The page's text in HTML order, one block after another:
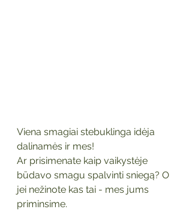
Viena smagiai stebuklinga idėja
dalinamės ir mes!
Ar prisimenate kaip vaikystėje
būdavo smagu spalvinti sniegą? O
jei nežinote kas tai - mes jums
priminsime.